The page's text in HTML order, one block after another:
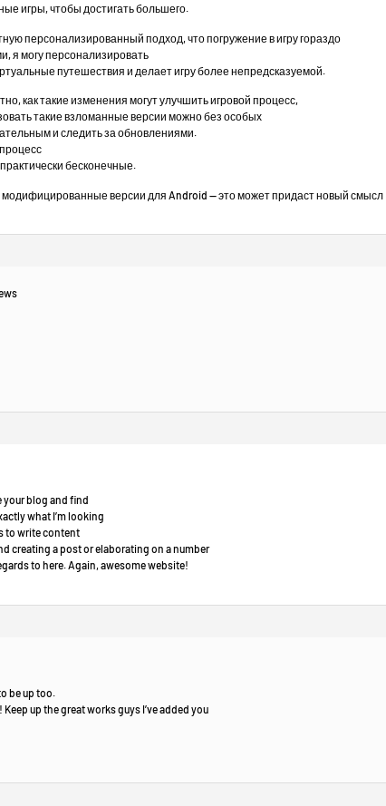
игры, чтобы достигать большего.
персонализированный подход, что погружение в игру гораздо
я могу персонализировать
путешествия и делает игру более непредсказуемой.
как такие изменения могут улучшить игровой процесс,
такие взломанные версии можно без особых
и следить за обновлениями.
бесконечные.
версии для Android — это может придаст новый смысл
your blog and find
what I’m looking
to write content
creating a post or elaborating on a number
to here. Again, awesome website!
be up too.
up the great works guys I’ve added you